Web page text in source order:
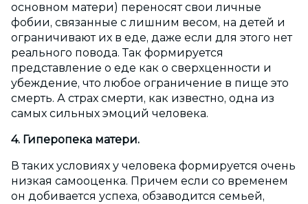
основном матери) переносят свои личные
фобии, связанные с лишним весом, на детей и
ограничивают их в еде, даже если для этого нет
реального повода. Так формируется
представление о еде как о сверхценности и
убеждение, что любое ограничение в пище это
смерть. А страх смерти, как известно, одна из
самых сильных эмоций человека.
4. Гиперопека матери.
В таких условиях у человека формируется очень
низкая самооценка. Причем если со временем
он добивается успеха, обзаводится семьей,